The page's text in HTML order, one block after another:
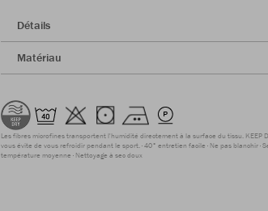
Détails
Matériau
Les fibres microfines transportent l'humidité directement à la surface du tissu. KEEP
vous évite de vous refroidir pendant le sport. 40° entretien facile Ne pas blanchir
température moyenne Nettoyage à sec doux